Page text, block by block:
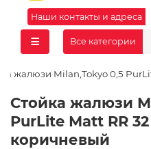
Наши контакты и адреса
Все категории
жалюзи Milan,Tokyo 0,5
Стойка жалюзи
PurLite Мatt RR
коричневый